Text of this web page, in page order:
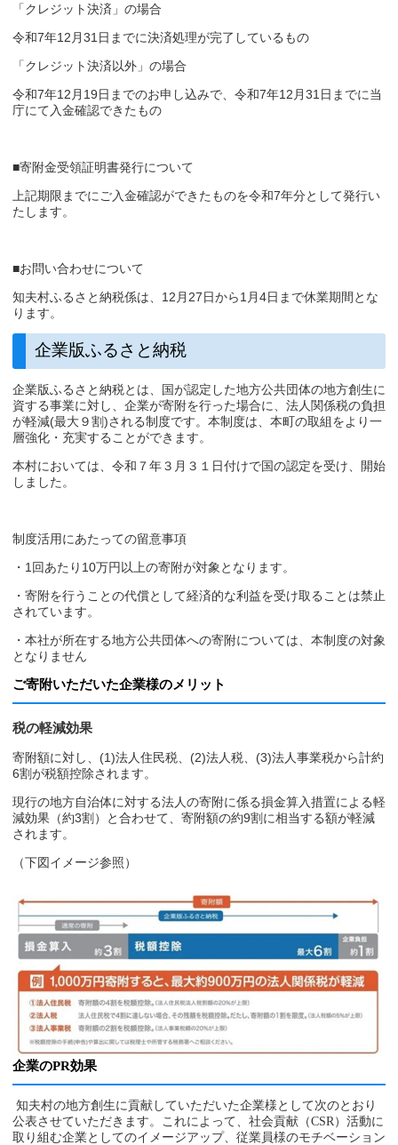
「クレジット決済」の場合
令和7年12月31日までに決済処理が完了しているもの
「クレジット決済以外」の場合
令和7年12月19日までのお申し込みで、令和7年12月31日までに当
庁にて入金確認できたもの
■寄附金受領証明書発行について
上記期限までにご入金確認ができたものを令和7年分として発行い
たします。
■お問い合わせについて
知夫村ふるさと納税係は、12月27日から1月4日まで休業期間とな
ります。
企業版ふるさと納税
企業版ふるさと納税とは、国が認定した地方公共団体の地方創生に
資する事業に対し、企業が寄附を行った場合に、法人関係税の負担
が軽減(最大９割)される制度です。本制度は、本町の取組をより一
層強化・充実することができます。
本村においては、令和７年３月３１日付けで国の認定を受け、開始
しました。
制度活用にあたっての留意事項
・1回あたり10万円以上の寄附が対象となります。
・寄附を行うことの代償として経済的な利益を受け取ることは禁止
されています。
・本社が所在する地方公共団体への寄附については、本制度の対象
となりません
ご寄附いただいた企業様のメリット
税の軽減効果
寄附額に対し、(1)法人住民税、(2)法人税、(3)法人事業税から計約
6割が税額控除されます。
現行の地方自治体に対する法人の寄附に係る損金算入措置による軽
減効果（約3割）と合わせて、寄附額の約9割に相当する額が軽減
されます。
（下図イメージ参照）
企業のPR効果
知夫村の地方創生に貢献していただいた企業様として次のとおり
公表させていただきます。これによって、社会貢献（CSR）活動に
取り組む企業としてのイメージアップ、従業員様のモチベーション